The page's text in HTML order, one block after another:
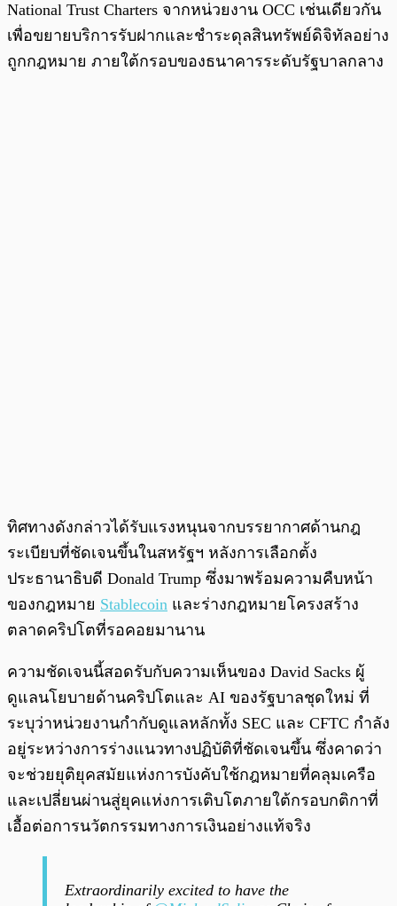
National Trust Charters จากหน่วยงาน OCC เช่นเดียวกัน
เพื่อขยายบริการรับฝากและชำระดุลสินทรัพย์ดิจิทัลอย่าง
ถูกกฎหมาย ภายใต้กรอบของธนาคารระดับรัฐบาลกลาง
ทิศทางดังกล่าวได้รับแรงหนุนจากบรรยากาศด้านกฎ
ระเบียบที่ชัดเจนขึ้นในสหรัฐฯ หลังการเลือกตั้ง
ประธานาธิบดี Donald Trump ซึ่งมาพร้อมความคืบหน้า
ของกฎหมาย Stablecoin และร่างกฎหมายโครงสร้าง
ตลาดคริปโตที่รอคอยมานาน
ความชัดเจนนี้สอดรับกับความเห็นของ David Sacks ผู้
ดูแลนโยบายด้านคริปโตและ AI ของรัฐบาลชุดใหม่ ที่
ระบุว่าหน่วยงานกำกับดูแลหลักทั้ง SEC และ CFTC กำลัง
อยู่ระหว่างการร่างแนวทางปฏิบัติที่ชัดเจนขึ้น ซึ่งคาดว่า
จะช่วยยุติยุคสมัยแห่งการบังคับใช้กฎหมายที่คลุมเครือ
และเปลี่ยนผ่านสู่ยุคแห่งการเติบโตภายใต้กรอบกติกาที่
เอื้อต่อการนวัตกรรมทางการเงินอย่างแท้จริง
Extraordinarily excited to have the